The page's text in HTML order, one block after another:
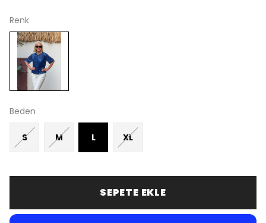
Renk
Beden
S M L XL
SEPETE EKLE